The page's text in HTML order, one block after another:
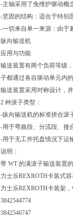
-主轴采用了免维护驱动概
-坚固的结构：适合于特别
-一切来自单一来源：由于
纵向输送机
应用与功能
输送装置有两个负荷等级
子都通过各自驱动单元内
输送装置采用对称设计，
2 种滚子类型：
-纵向输送机的标准拼合滚
-用于弯曲段、分流段、接
-用于无工件托盘情况下运
说明：
带 WT 的满滚子输送装置
力士乐REXROTH卡装式
力士乐REXROTH卡装架
3842544774
3842546747